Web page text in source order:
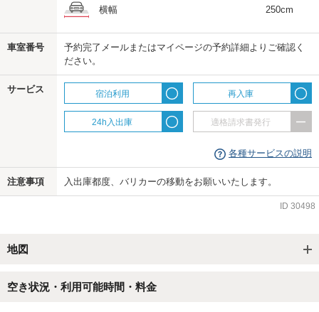
us
横幅 250cm
車室番号
予約完了メールまたはマイページの予約詳細よりご確認く
ださい。
サービス 宿泊利用 再入庫
24h入出庫 適格請求書発行
各種サービスの説明
注意事項 入出庫都度、バリカーの移動をお願いいたします。
ID 30498
地図
空き状況・利用可能時間・料金